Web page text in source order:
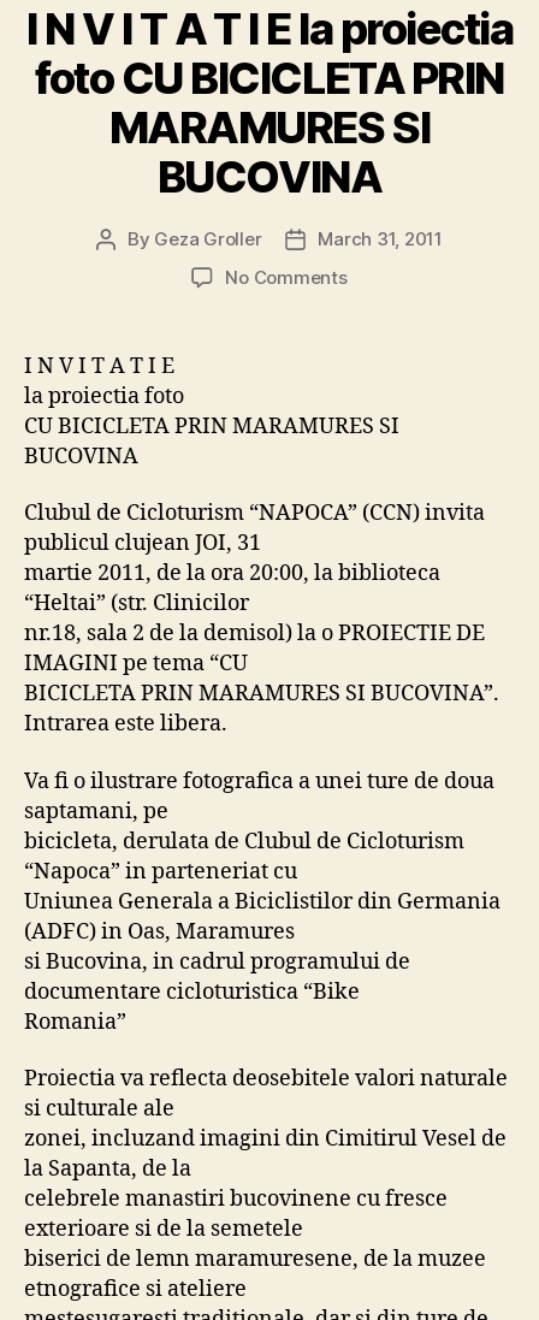
I N V I T A T I E la proiectia
foto CU BICICLETA PRIN
MARAMURES SI
BUCOVINA
Post
By Geza Groller
PostMarch 31, 2011
No Commentson
A
E
proiectia
CU
BICICLETA
MARAMURES
I N V I T A T I E
la proiectia foto
CU BICICLETA PRIN MARAMURES SI
BUCOVINA
Clubul de Cicloturism “NAPOCA” (CCN) invita
publicul clujean JOI, 31
martie 2011, de la ora 20:00, la biblioteca
“Heltai” (str. Clinicilor
nr.18, sala 2 de la demisol) la o PROIECTIE DE
IMAGINI pe tema “CU
BICICLETA PRIN MARAMURES SI BUCOVINA”.
Intrarea este libera.
Va fi o ilustrare fotografica a unei ture de doua
saptamani, pe
bicicleta, derulata de Clubul de Cicloturism
“Napoca” in parteneriat cu
Uniunea Generala a Biciclistilor din Germania
(ADFC) in Oas, Maramures
si Bucovina, in cadrul programului de
documentare cicloturistica “Bike
Romania”
Proiectia va reflecta deosebitele valori naturale
si culturale ale
zonei, incluzand imagini din Cimitirul Vesel de
la Sapanta, de la
celebrele manastiri bucovinene cu fresce
exterioare si de la semetele
biserici de lemn maramuresene, de la muzee
etnografice si ateliere